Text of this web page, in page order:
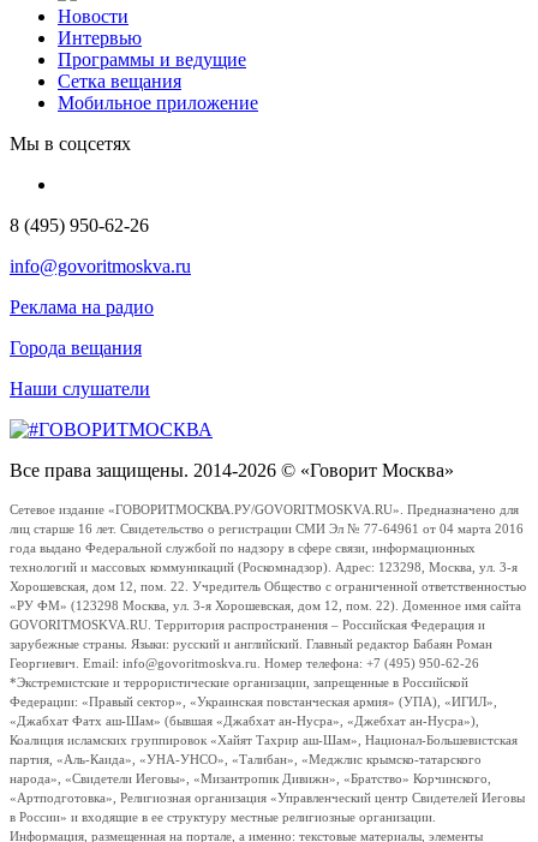
Новости
Интервью
Программы и ведущие
Сетка вещания
Мобильное приложение
Мы в соцсетях
8 (495) 950-62-26
info@govoritmoskva.ru
Реклама на радио
Города вещания
Наши слушатели
Все права защищены. 2014-2026 © «Говорит Москва»
Сетевое издание «ГОВОРИТМОСКВА.РУ/GOVORITMOSKVA.RU». Предназначено для
лиц старше 16 лет. Свидетельство о регистрации СМИ Эл № 77-64961 от 04 марта 2016
года выдано Федеральной службой по надзору в сфере связи, информационных
технологий и массовых коммуникаций (Роскомнадзор). Адрес: 123298, Москва, ул. 3-я
Хорошевская, дом 12, пом. 22. Учредитель Общество с ограниченной ответственностью
«РУ ФМ» (123298 Москва, ул. 3-я Хорошевская, дом 12, пом. 22). Доменное имя сайта
GOVORITMOSKVA.RU. Территория распространения – Российская Федерация и
зарубежные страны. Языки: русский и английский. Главный редактор Бабаян Роман
Георгиевич. Email: info@govoritmoskva.ru. Номер телефона: +7 (495) 950-62-26
*Экстремистские и террористические организации, запрещенные в Российской
Федерации: «Правый сектор», «Украинская повстанческая армия» (УПА), «ИГИЛ»,
«Джабхат Фатх аш-Шам» (бывшая «Джабхат ан-Нусра», «Джебхат ан-Нусра»),
Коалиция исламских группировок «Хайят Тахрир аш-Шам», Национал-Большевистская
партия, «Аль-Каида», «УНА-УНСО», «Талибан», «Меджлис крымско-татарского
народа», «Свидетели Иеговы», «Мизантропик Дивижн», «Братство» Корчинского,
«Артподготовка», Религиозная организация «Управленческий центр Свидетелей Иеговы
в России» и входящие в ее структуру местные религиозные организации.
Информация, размещенная на портале, а именно: текстовые материалы, элементы